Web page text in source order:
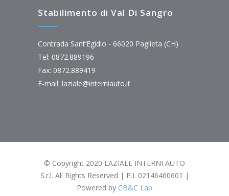
Stabilimento di Val Di Sangro
Contrada Sant’Egidio - 66020 Paglieta (CH)
Tel: 0872.889196
Fax: 0872.889419
E-mail: laziale@interniauto.it
© Copyright 2020 LAZIALE INTERNI AUTO
S.r.l. All Rights Reserved | P.I. 02146460601 |
Powered by CB&C Lab